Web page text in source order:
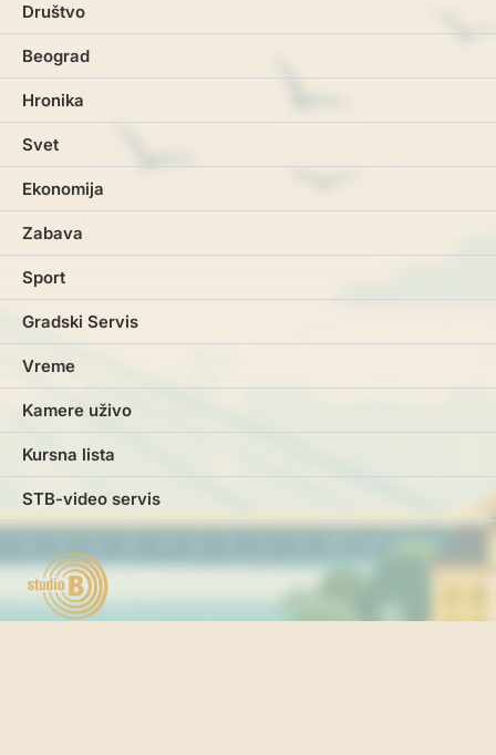
Društvo
Beograd
Hronika
Svet
Ekonomija
Zabava
Sport
Gradski Servis
Vreme
Kamere uživo
Kursna lista
STB-video servis